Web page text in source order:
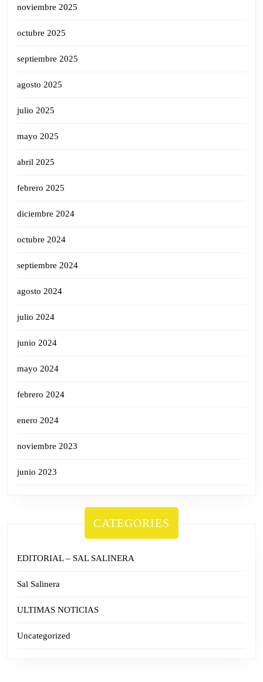
noviembre 2025
octubre 2025
septiembre 2025
agosto 2025
julio 2025
mayo 2025
abril 2025
febrero 2025
diciembre 2024
octubre 2024
septiembre 2024
agosto 2024
julio 2024
junio 2024
mayo 2024
febrero 2024
enero 2024
noviembre 2023
junio 2023
CATEGORIES
EDITORIAL – SAL SALINERA
Sal Salinera
ULTIMAS NOTICIAS
Uncategorized